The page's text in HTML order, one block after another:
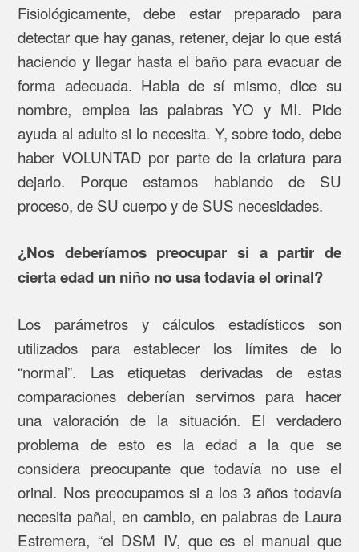
Fisiológicamente, debe estar preparado para
detectar que hay ganas, retener, dejar lo que está
haciendo y llegar hasta el baño para evacuar de
forma adecuada. Habla de sí mismo, dice su
nombre, emplea las palabras YO y MI. Pide
ayuda al adulto si lo necesita. Y, sobre todo, debe
haber VOLUNTAD por parte de la criatura para
dejarlo. Porque estamos hablando de SU
proceso, de SU cuerpo y de SUS necesidades.
¿Nos deberíamos preocupar si a partir de
cierta edad un niño no usa todavía el orinal?
Los parámetros y cálculos estadísticos son
utilizados para establecer los límites de lo
“normal”. Las etiquetas derivadas de estas
comparaciones deberían servirnos para hacer
una valoración de la situación. El verdadero
problema de esto es la edad a la que se
considera preocupante que todavía no use el
orinal. Nos preocupamos si a los 3 años todavía
necesita pañal, en cambio, en palabras de Laura
Estremera, “el DSM IV, que es el manual que